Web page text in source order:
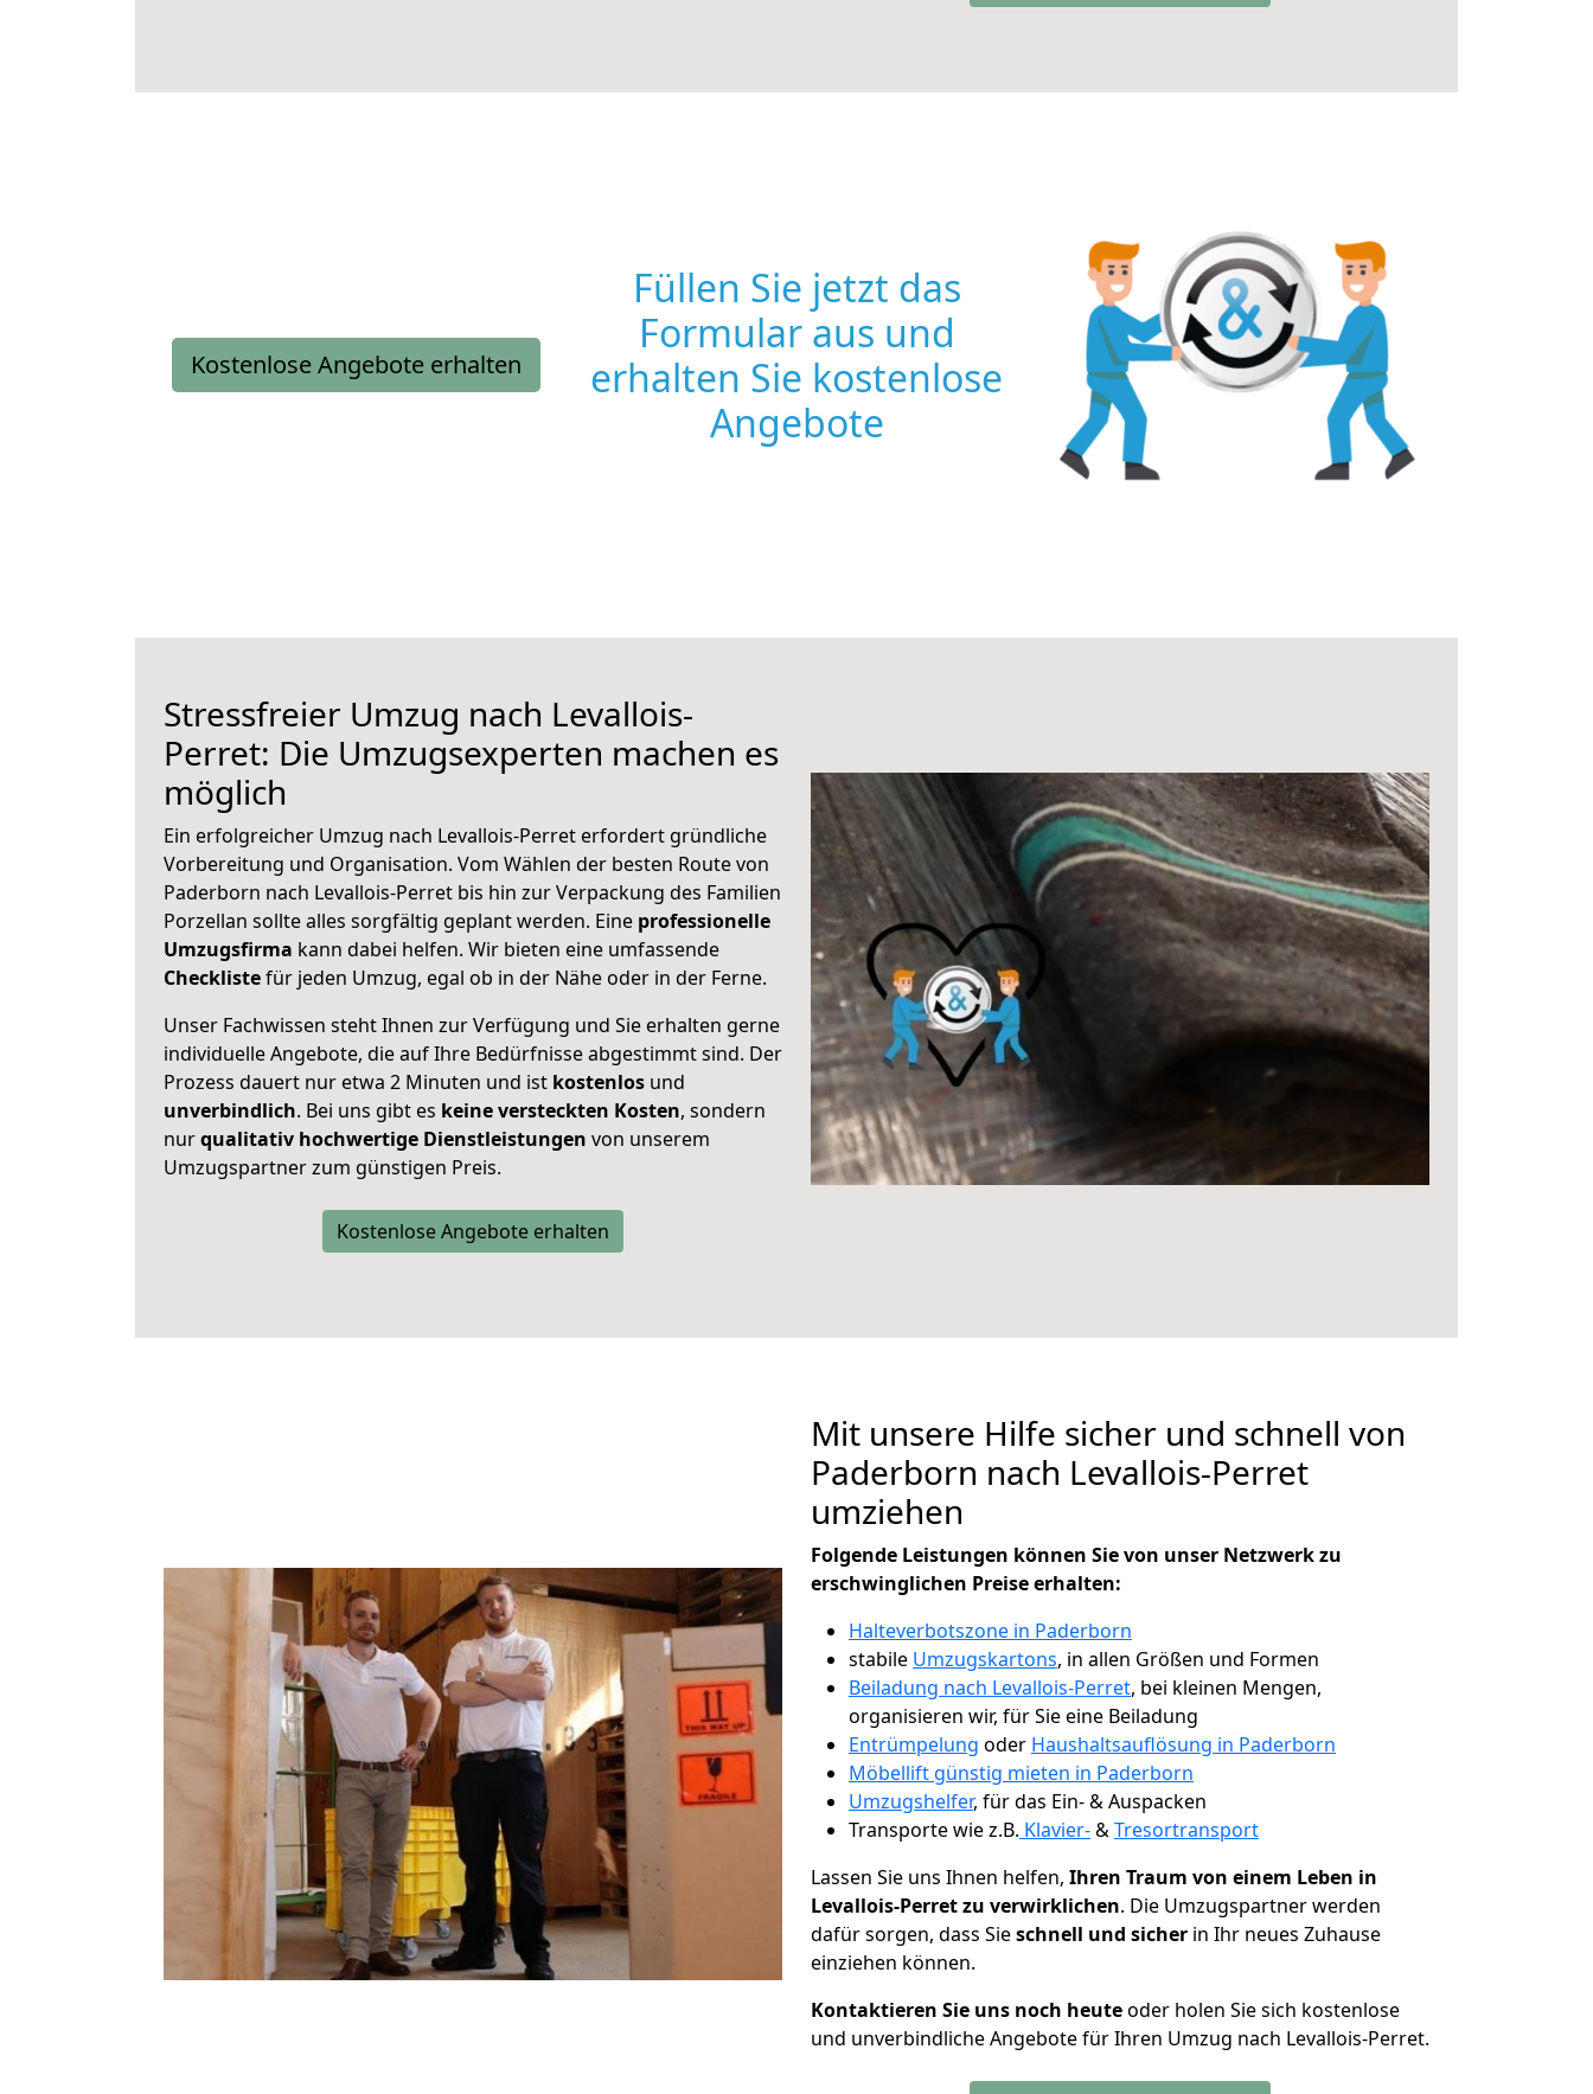
Kostenlose Angebote erhalten
Füllen Sie jetzt das
Formular aus und
erhalten Sie kostenlose
Angebote
Stressfreier Umzug nach Levallois-
Perret: Die Umzugsexperten machen es
möglich
Ein erfolgreicher Umzug nach Levallois-Perret erfordert gründliche
Vorbereitung und Organisation. Vom Wählen der besten Route von
Paderborn nach Levallois-Perret bis hin zur Verpackung des Familien
Porzellan sollte alles sorgfältig geplant werden. Eine professionelle
Umzugsfirma kann dabei helfen. Wir bieten eine umfassende
Checklistefür jeden Umzug, egal ob in der Nähe oder in der Ferne.
Unser Fachwissen steht Ihnen zur Verfügung und Sie erhalten gerne
individuelle Angebote, die auf Ihre Bedürfnisse abgestimmt sind. Der
Prozess dauert nur etwa 2 Minuten und ist kostenlos und
unverbindlich. Bei uns gibt es keine versteckten Kosten, sondern
nurqualitativ hochwertige Dienstleistungen von unserem
Umzugspartner zum günstigen Preis.
Kostenlose Angebote erhalten
Mit unsere Hilfe sicher und schnell von
Paderborn nach Levallois-Perret
umziehen
Folgende Leistungen können Sie von unser Netzwerk zu
erschwinglichen Preise erhalten:
Halteverbotszone in Paderborn
stabile Umzugskartons, in allen Größen und Formen
Beiladung nach Levallois-Perret, bei kleinen Mengen,
organisieren wir, für Sie eine Beiladung
Entrümpelung oder Haushaltsauflösung in Paderborn
Möbellift günstig mieten in Paderborn
Umzugshelfer, für das Ein- & Auspacken
Transporte wie z.B. Klavier-&Tresortransport
Lassen Sie uns Ihnen helfen, Ihren Traum von einem Leben in
Levallois-Perret zu verwirklichen. Die Umzugspartner werden
dafür sorgen, dass Sieschnell und sicher in Ihr neues Zuhause
einziehen können.
Kontaktieren Sie uns noch heuteoder holen Sie sich kostenlose
und unverbindliche Angebote für Ihren Umzug nach Levallois-Perret.